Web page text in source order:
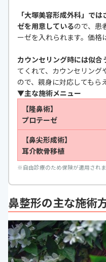
「大塚美容形成外科」で
ゼを用意しているので、患
ーゼを入れられます。価格
カウンセリング時には似
てくれて、カウンセリング
ので、親身に対応してもら
▼主な施術メニュー
【隆鼻術】
プロテーゼ
【鼻尖形成術】
耳介軟骨移植
※ 自由診療のため保険が適用され
鼻整形の主な施術